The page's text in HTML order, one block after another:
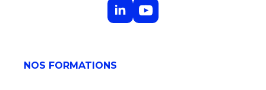
NOS FORMATIONS